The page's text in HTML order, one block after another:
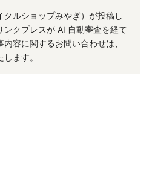
ルショップみやぎ）が投稿し
ンクプレスが AI 自動審査を経て
容に関するお問い合わせは、
ます。